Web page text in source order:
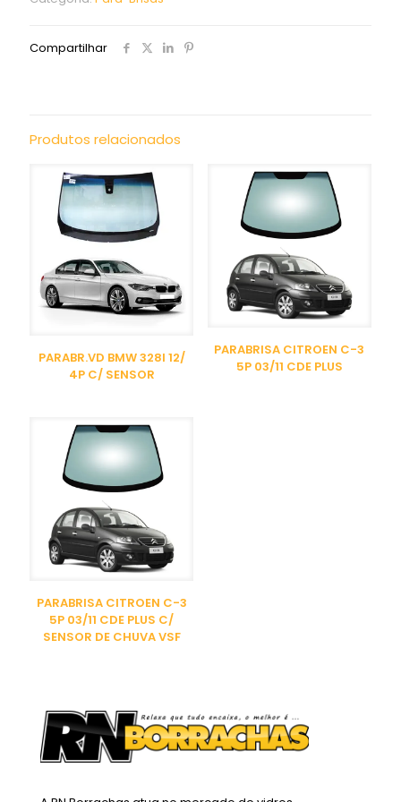
Compartilhar
Produtos relacionados
PARABR.VD BMW 328I 12/
4P C/ SENSOR
PARABRISA CITROEN C-3
5P 03/11 CDE PLUS
PARABRISA CITROEN C-3
5P 03/11 CDE PLUS C/
SENSOR DE CHUVA VSF